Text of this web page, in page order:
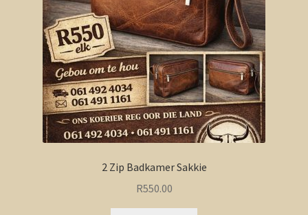
2 Zip Badkamer Sakkie
R550.00